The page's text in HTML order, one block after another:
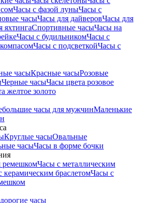
Часы с фазой луныЧасы с
часыЧасы для дайверовЧасы для
яхтингаСпортивные часыЧасы на
Часы с будильникомЧасы с
Часы с подсветкойЧасы с
часыКрасные часыРозовые
Черные часыЧасы цвета розовое
желтое золото
часы для мужчинМаленькие
Круглые часыОвальные
часыЧасы в форме бочки
ремешкомЧасы с металлическим
керамическим браслетомЧасы с
часы